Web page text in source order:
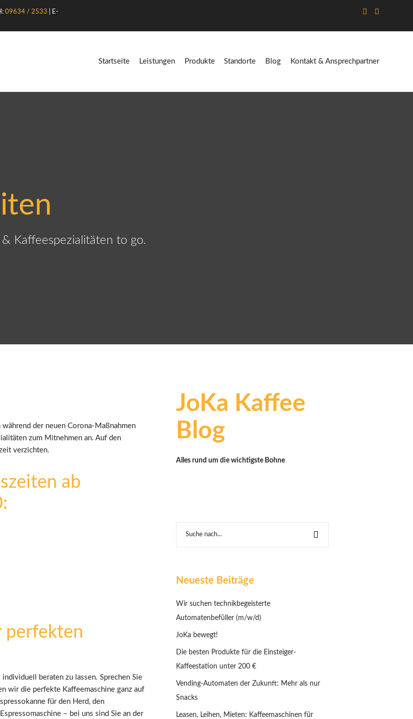
09634 / 2533 | E-
Startseite Leistungen Produkte Standorte Blog Kontakt & Ansprechpartner
Kaffeespezialitäten to go.
der neuen Corona-Maßnahmen
zum Mitnehmen an. Auf den
verzichten.
ab
perfekten
beraten zu lassen. Sprechen Sie
wir die perfekte Kaffeemaschine ganz auf
für den Herd, den
– bei uns sind Sie an der
JoKa Kaffee
Blog
Alles rund um die wichtigste Bohne
Neueste Beiträge
Wir suchen technikbegeisterte
Automatenbefüller (m/w/d)
JoKa bewegt!
Die besten Produkte für die Einsteiger-
Kaffeestation unter 200 €
Vending-Automaten der Zukunft: Mehr als nur
Snacks
Leasen, Leihen, Mieten: Kaffeemaschinen für